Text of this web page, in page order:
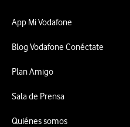
App Mi Vodafone
Blog Vodafone Conéctate
Plan Amigo
Sala de Prensa
Quiénes somos